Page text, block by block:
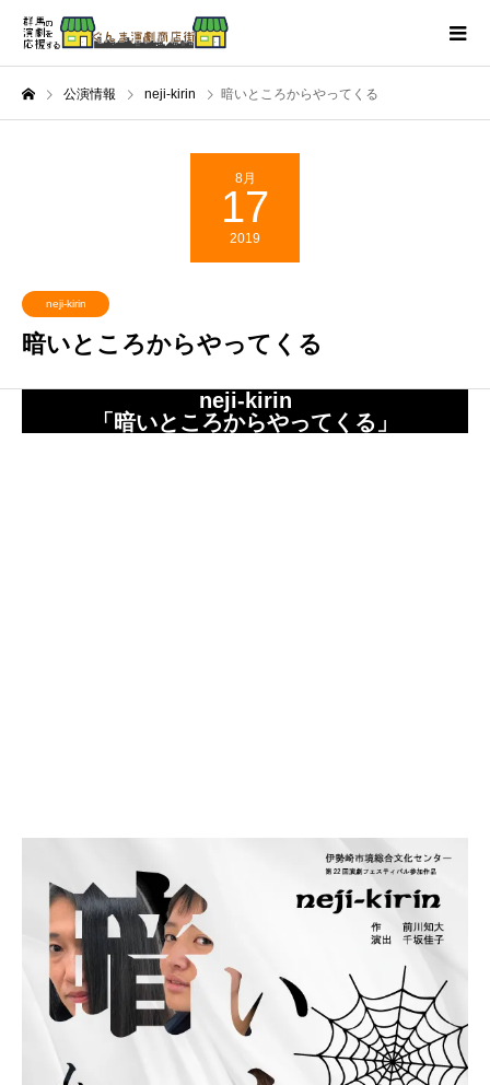
公演情報 neji-kirin 暗いところからやってくる
8月
17
2019
neji-kirin
暗いところからやってくる
neji-kirin
「暗いところからやってくる」